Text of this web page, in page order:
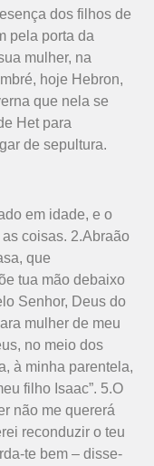
dos filhos de
pela porta da
mulher, na
hoje Hebron,
que nela se
Het para
de sepultura.
em idade, e o
coisas. 2.Abraão
que
tua mão debaixo
Senhor, Deus do
mulher de meu
no meio dos
à minha parentela,
filho Isaac”. 5.O
não me quererá
reconduzir o teu
te bem – disse-